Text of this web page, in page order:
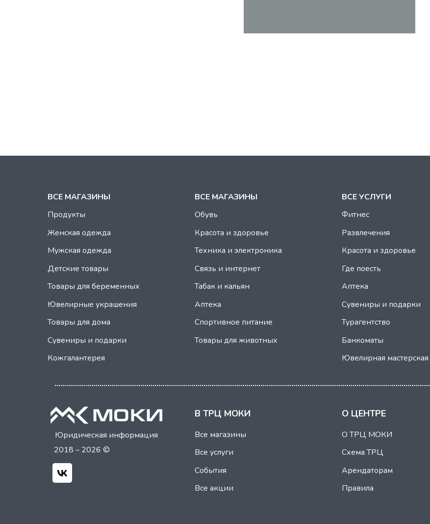
ВСЕ МАГАЗИНЫ
Продукты
Женская одежда
Мужская одежда
Детские товары
Товары для беременных
Ювелирные украшения
Товары для дома
Сувениры и подарки
Кожгалантерея
ВСЕ МАГАЗИНЫ
Обувь
Красота и здоровье
Техника и электроника
Связь и интернет
Табак и кальян
Аптека
Спортивное питание
Товары для животных
ВСЕ УСЛУГИ
Фитнес
Развлечения
Красота и здоровье
Где поесть
Аптека
Сувениры и подарки
Турагентство
Банкоматы
Ювелирная мастерская
Юридическая информация
2018 – 2026 ©
В ТРЦ МОКИ
Все магазины
Все услуги
События
Все акции
О ЦЕНТРЕ
О ТРЦ МОКИ
Схема ТРЦ
Арендаторам
Правила